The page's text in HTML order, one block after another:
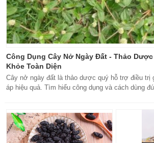
Công Dụng Cây Nở Ngày Đất - Thảo
Khỏe Toàn Diện
Cây nở ngày đất là thảo dược quý hỗ trợ điều trị
áp hiệu quả. Tìm hiểu công dụng và cách dùng